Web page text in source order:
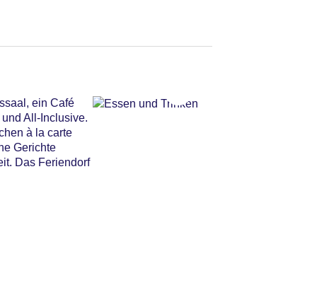
am Pool
ein Café
All-Inclusive.
à la carte
Gerichte
Das Feriendorf